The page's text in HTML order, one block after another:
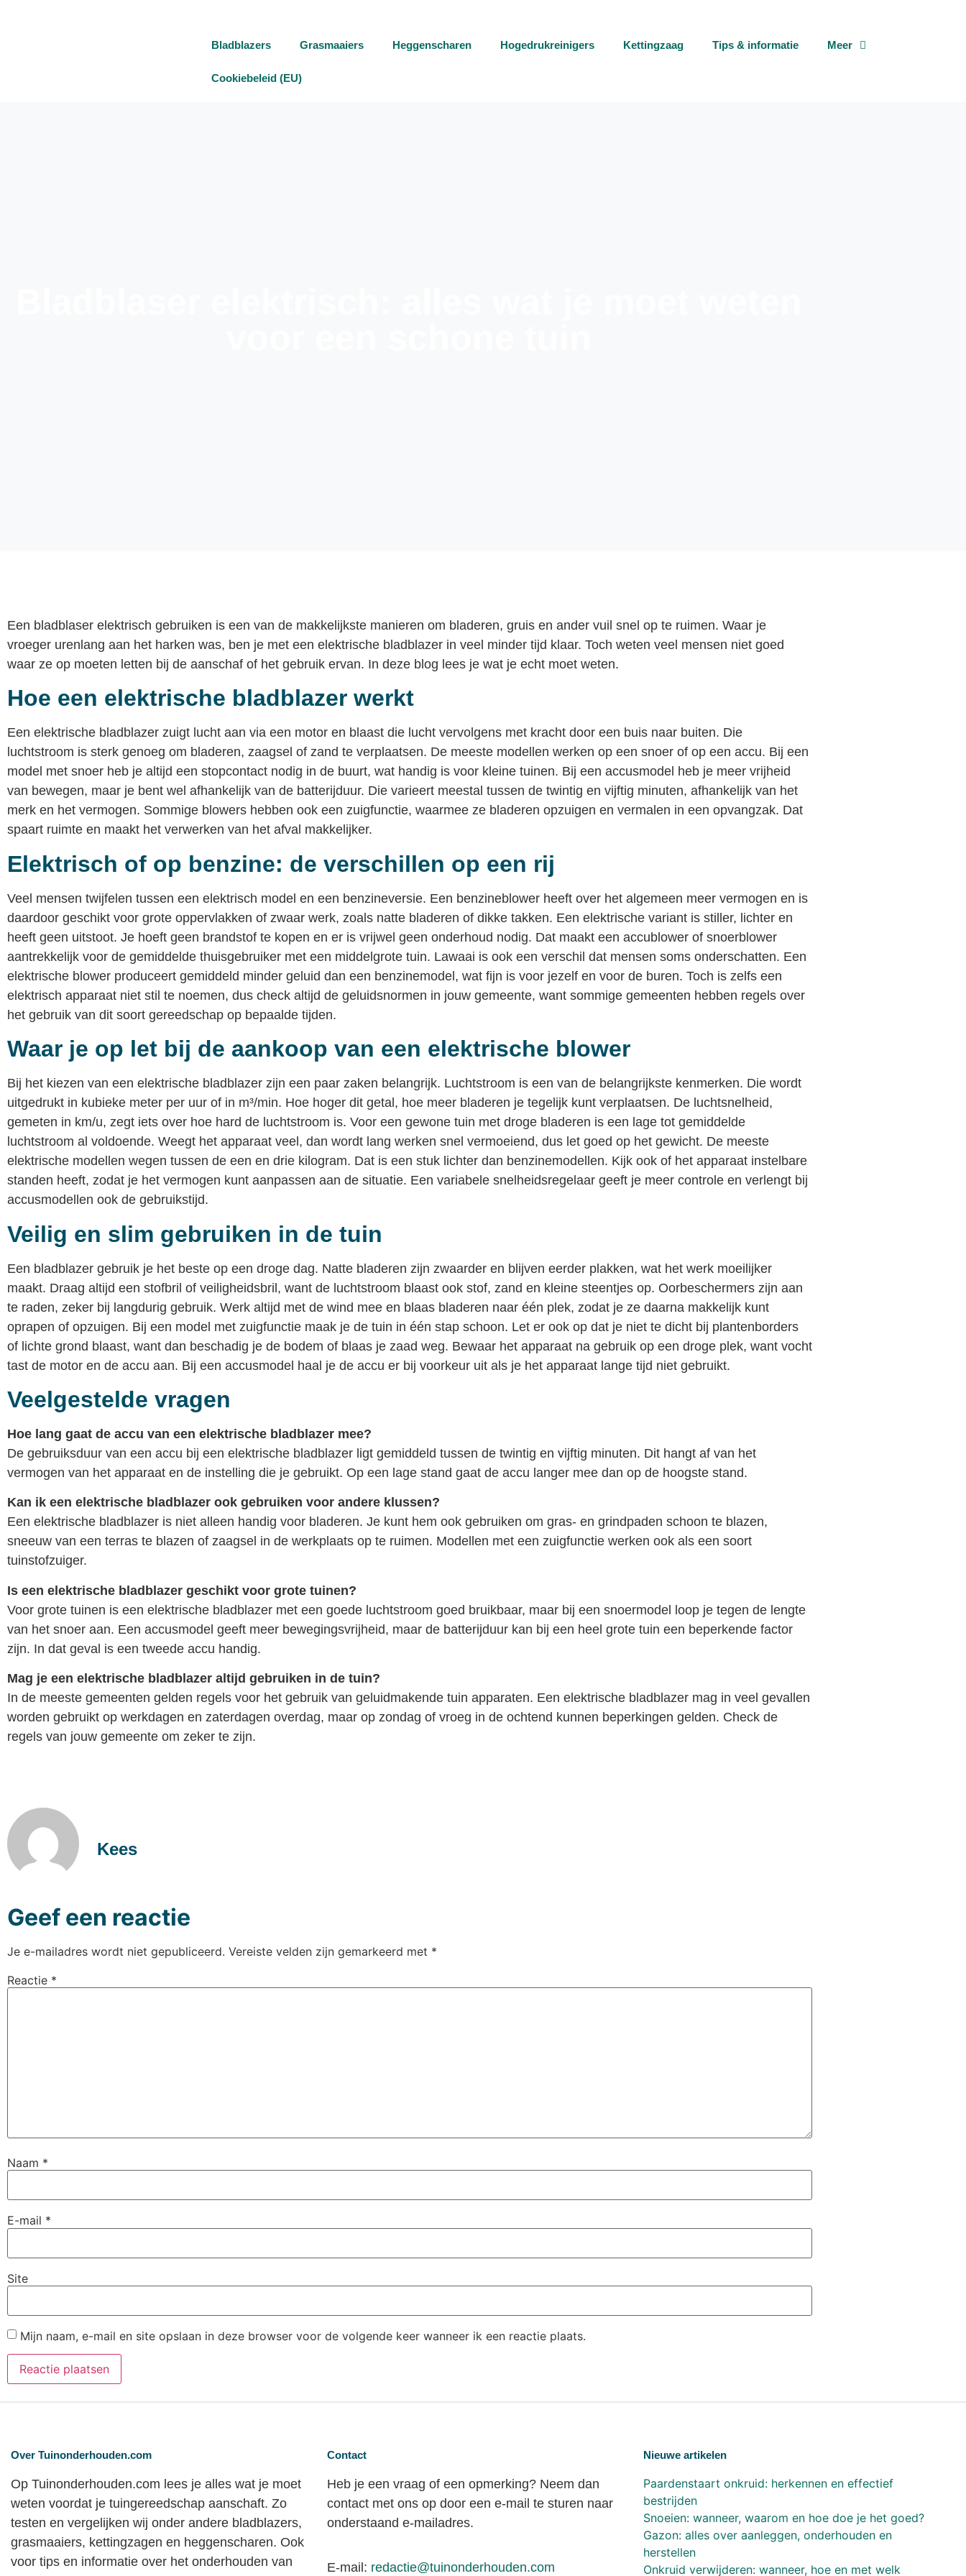
Bladblazers Grasmaaiers Heggenscharen Hogedrukreinigers Kettingzaag Tips & informatie Meer
Cookiebeleid (EU)
Een bladblaser elektrisch gebruiken is een van de makkelijkste manieren om bladeren, gruis en ander vuil snel op te ruimen. Waar je
vroeger urenlang aan het harken was, ben je met een elektrische bladblazer in veel minder tijd klaar. Toch weten veel mensen niet goed
waar ze op moeten letten bij de aanschaf of het gebruik ervan. In deze blog lees je wat je echt moet weten.
Hoe een elektrische bladblazer werkt
Een elektrische bladblazer zuigt lucht aan via een motor en blaast die lucht vervolgens met kracht door een buis naar buiten. Die
luchtstroom is sterk genoeg om bladeren, zaagsel of zand te verplaatsen. De meeste modellen werken op een snoer of op een accu. Bij een
model met snoer heb je altijd een stopcontact nodig in de buurt, wat handig is voor kleine tuinen. Bij een accusmodel heb je meer vrijheid
van bewegen, maar je bent wel afhankelijk van de batterijduur. Die varieert meestal tussen de twintig en vijftig minuten, afhankelijk van het
merk en het vermogen. Sommige blowers hebben ook een zuigfunctie, waarmee ze bladeren opzuigen en vermalen in een opvangzak. Dat
spaart ruimte en maakt het verwerken van het afval makkelijker.
Elektrisch of op benzine: de verschillen op een rij
Veel mensen twijfelen tussen een elektrisch model en een benzineversie. Een benzineblower heeft over het algemeen meer vermogen en is
daardoor geschikt voor grote oppervlakken of zwaar werk, zoals natte bladeren of dikke takken. Een elektrische variant is stiller, lichter en
heeft geen uitstoot. Je hoeft geen brandstof te kopen en er is vrijwel geen onderhoud nodig. Dat maakt een accublower of snoerblower
aantrekkelijk voor de gemiddelde thuisgebruiker met een middelgrote tuin. Lawaai is ook een verschil dat mensen soms onderschatten. Een
elektrische blower produceert gemiddeld minder geluid dan een benzinemodel, wat fijn is voor jezelf en voor de buren. Toch is zelfs een
elektrisch apparaat niet stil te noemen, dus check altijd de geluidsnormen in jouw gemeente, want sommige gemeenten hebben regels over
het gebruik van dit soort gereedschap op bepaalde tijden.
Waar je op let bij de aankoop van een elektrische blower
Bij het kiezen van een elektrische bladblazer zijn een paar zaken belangrijk. Luchtstroom is een van de belangrijkste kenmerken. Die wordt
uitgedrukt in kubieke meter per uur of in m³/min. Hoe hoger dit getal, hoe meer bladeren je tegelijk kunt verplaatsen. De luchtsnelheid,
gemeten in km/u, zegt iets over hoe hard de luchtstroom is. Voor een gewone tuin met droge bladeren is een lage tot gemiddelde
luchtstroom al voldoende. Weegt het apparaat veel, dan wordt lang werken snel vermoeiend, dus let goed op het gewicht. De meeste
elektrische modellen wegen tussen de een en drie kilogram. Dat is een stuk lichter dan benzinemodellen. Kijk ook of het apparaat instelbare
standen heeft, zodat je het vermogen kunt aanpassen aan de situatie. Een variabele snelheidsregelaar geeft je meer controle en verlengt bij
accusmodellen ook de gebruikstijd.
Veilig en slim gebruiken in de tuin
Een bladblazer gebruik je het beste op een droge dag. Natte bladeren zijn zwaarder en blijven eerder plakken, wat het werk moeilijker
maakt. Draag altijd een stofbril of veiligheidsbril, want de luchtstroom blaast ook stof, zand en kleine steentjes op. Oorbeschermers zijn aan
te raden, zeker bij langdurig gebruik. Werk altijd met de wind mee en blaas bladeren naar één plek, zodat je ze daarna makkelijk kunt
oprapen of opzuigen. Bij een model met zuigfunctie maak je de tuin in één stap schoon. Let er ook op dat je niet te dicht bij plantenborders
of lichte grond blaast, want dan beschadig je de bodem of blaas je zaad weg. Bewaar het apparaat na gebruik op een droge plek, want vocht
tast de motor en de accu aan. Bij een accusmodel haal je de accu er bij voorkeur uit als je het apparaat lange tijd niet gebruikt.
Veelgestelde vragen
Hoe lang gaat de accu van een elektrische bladblazer mee?
De gebruiksduur van een accu bij een elektrische bladblazer ligt gemiddeld tussen de twintig en vijftig minuten. Dit hangt af van het
vermogen van het apparaat en de instelling die je gebruikt. Op een lage stand gaat de accu langer mee dan op de hoogste stand.
Kan ik een elektrische bladblazer ook gebruiken voor andere klussen?
Een elektrische bladblazer is niet alleen handig voor bladeren. Je kunt hem ook gebruiken om gras- en grindpaden schoon te blazen,
sneeuw van een terras te blazen of zaagsel in de werkplaats op te ruimen. Modellen met een zuigfunctie werken ook als een soort
tuinstofzuiger.
Is een elektrische bladblazer geschikt voor grote tuinen?
Voor grote tuinen is een elektrische bladblazer met een goede luchtstroom goed bruikbaar, maar bij een snoermodel loop je tegen de lengte
van het snoer aan. Een accusmodel geeft meer bewegingsvrijheid, maar de batterijduur kan bij een heel grote tuin een beperkende factor
zijn. In dat geval is een tweede accu handig.
Mag je een elektrische bladblazer altijd gebruiken in de tuin?
In de meeste gemeenten gelden regels voor het gebruik van geluidmakende tuin apparaten. Een elektrische bladblazer mag in veel gevallen
worden gebruikt op werkdagen en zaterdagen overdag, maar op zondag of vroeg in de ochtend kunnen beperkingen gelden. Check de
regels van jouw gemeente om zeker te zijn.
Kees
Geef een reactie
Je e-mailadres wordt niet gepubliceerd. Vereiste velden zijn gemarkeerd met *
Reactie *
Naam *
E-mail *
Site
Mijn naam, e-mail en site opslaan in deze browser voor de volgende keer wanneer ik een reactie plaats.
Over Tuinonderhouden.com
Op Tuinonderhouden.com lees je alles wat je moet
weten voordat je tuingereedschap aanschaft. Zo
testen en vergelijken wij onder andere bladblazers,
grasmaaiers, kettingzagen en heggenscharen. Ook
voor tips en informatie over het onderhouden van
Contact
Heb je een vraag of een opmerking? Neem dan
contact met ons op door een e-mail te sturen naar
onderstaand e-mailadres.
E-mail: redactie@tuinonderhouden.com
Nieuwe artikelen
Paardenstaart onkruid: herkennen en effectief
bestrijden
Snoeien: wanneer, waarom en hoe doe je het goed?
Gazon: alles over aanleggen, onderhouden en
herstellen
Onkruid verwijderen: wanneer, hoe en met welk